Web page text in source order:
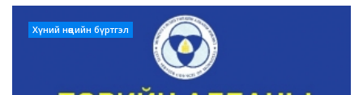
Хүний нөөцийн бүртгэл